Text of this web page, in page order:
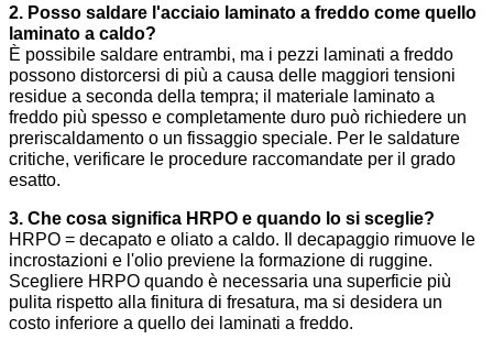
2. Posso saldare l'acciaio laminato a freddo come quello
laminato a caldo?
È possibile saldare entrambi, ma i pezzi laminati a freddo
possono distorcersi di più a causa delle maggiori tensioni
residue a seconda della tempra; il materiale laminato a
freddo più spesso e completamente duro può richiedere un
preriscaldamento o un fissaggio speciale. Per le saldature
critiche, verificare le procedure raccomandate per il grado
esatto.
3. Che cosa significa HRPO e quando lo si sceglie?
HRPO = decapato e oliato a caldo. Il decapaggio rimuove le
incrostazioni e l'olio previene la formazione di ruggine.
Scegliere HRPO quando è necessaria una superficie più
pulita rispetto alla finitura di fresatura, ma si desidera un
costo inferiore a quello dei laminati a freddo.